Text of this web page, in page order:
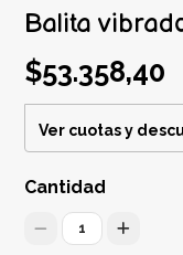
Balita
$53.358,40
Ver cuotas y
Cantidad
1